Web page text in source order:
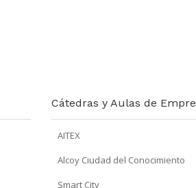
Cátedras y Aulas de
AITEX
Alcoy Ciudad del Conocimiento
Smart City